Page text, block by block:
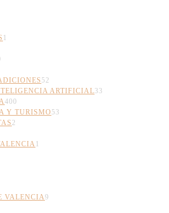
1
52
ARTIFICIAL33
400
Y TURISMO 53
2
1
VALENCIA9